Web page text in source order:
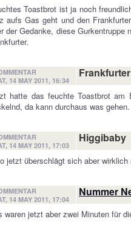
Toastbrot ist ja noch
aufs Gas geht und den
der Gedanke, diese
14 MAY 2011, 16:34
hatte das feuchte Toastbrot am
da kann durchaus was gehen.
14 MAY 2011, 17:03
Higgibaby
jetzt überschlägt sich aber wirklich
14 MAY 2011, 17:04
Nummer
waren jetzt aber zwei Minuten für